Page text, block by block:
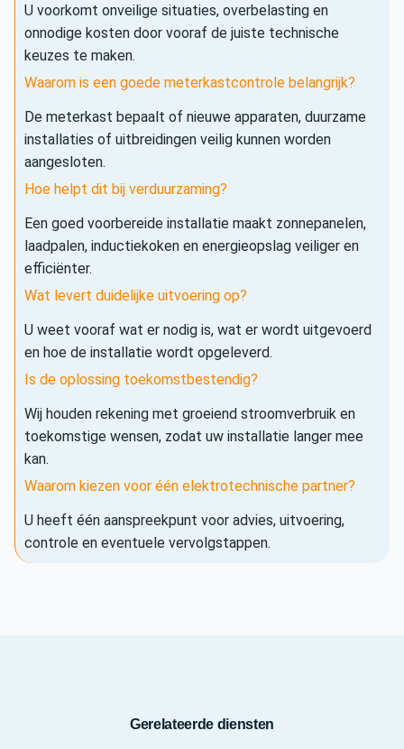
U voorkomt onveilige situaties, overbelasting en
onnodige kosten door vooraf de juiste technische
keuzes te maken.
Waarom is een goede meterkastcontrole belangrijk?
De meterkast bepaalt of nieuwe apparaten, duurzame
installaties of uitbreidingen veilig kunnen worden
aangesloten.
Hoe helpt dit bij verduurzaming?
Een goed voorbereide installatie maakt zonnepanelen,
laadpalen, inductiekoken en energieopslag veiliger en
efficiënter.
Wat levert duidelijke uitvoering op?
U weet vooraf wat er nodig is, wat er wordt uitgevoerd
en hoe de installatie wordt opgeleverd.
Is de oplossing toekomstbestendig?
Wij houden rekening met groeiend stroomverbruik en
toekomstige wensen, zodat uw installatie langer mee
kan.
Waarom kiezen voor één elektrotechnische partner?
U heeft één aanspreekpunt voor advies, uitvoering,
controle en eventuele vervolgstappen.
Gerelateerde diensten